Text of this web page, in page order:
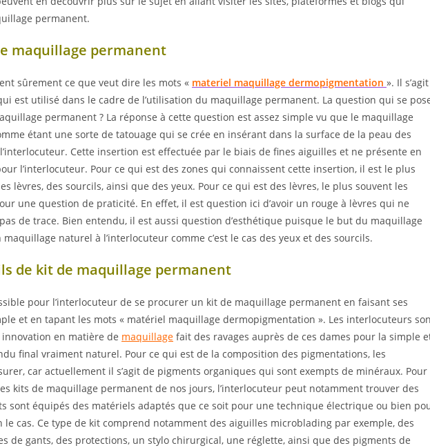
permanent.
maquillage permanent
sûrement ce que veut dire les mots « materiel maquillage dermopigmentation ». Il s’agit
est utilisé dans le cadre de l’utilisation du maquillage permanent. La question qui se
permanent ? La réponse à cette question est assez simple vu que le maquillage
étant une sorte de tatouage qui se crée en insérant dans la surface de la peau des
Cette insertion est effectuée par le biais de fines aiguilles et ne présente en
l’interlocuteur. Pour ce qui est des zones qui connaissent cette insertion, il est le plus
lèvres, des sourcils, ainsi que des yeux. Pour ce qui est des lèvres, le plus souvent les
une question de praticité. En effet, il est question ici d’avoir un rouge à lèvres qui ne
de trace. Bien entendu, il est aussi question d’esthétique puisque le but du maquillage
naturel à l’interlocuteur comme c’est le cas des yeux et des sourcils.
de kit de maquillage permanent
pour l’interlocuteur de se procurer un kit de maquillage permanent en faisant ses
et en tapant les mots « matériel maquillage dermopigmentation ». Les interlocuteurs
en matière de maquillage fait des ravages auprès de ces dames pour la simple
final vraiment naturel. Pour ce qui est de la composition des pigmentations, les
car actuellement il s’agit de pigments organiques qui sont exempts de minéraux. Pour
kits de maquillage permanent de nos jours, l’interlocuteur peut notamment trouver des
sont équipés des matériels adaptés que ce soit pour une technique électrique ou bien
cas. Ce type de kit comprend notamment des aiguilles microblading par exemple, des
de gants, des protections, un stylo chirurgical, une réglette, ainsi que des pigments de